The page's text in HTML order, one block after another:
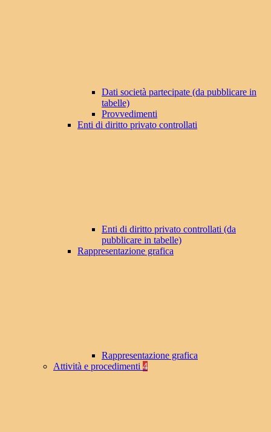
Dati società partecipate (da pubblicare in
tabelle)
Provvedimenti
Enti di diritto privato controllati
Enti di diritto privato controllati (da
pubblicare in tabelle)
Rappresentazione grafica
Rappresentazione grafica
Attività e procedimenti 4